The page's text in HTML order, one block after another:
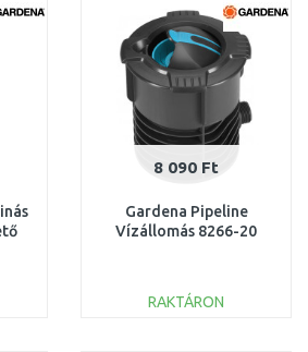
Összehasonlítás
8 090 Ft
Gardena Pipeline
Vízállomás 8266-20
RAKTÁRON